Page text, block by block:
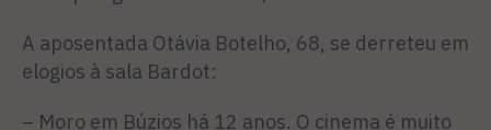
A aposentada Otávia Botelho, 68, se derreteu em
elogios à sala Bardot:
– Moro em Búzios há 12 anos. O cinema é muito